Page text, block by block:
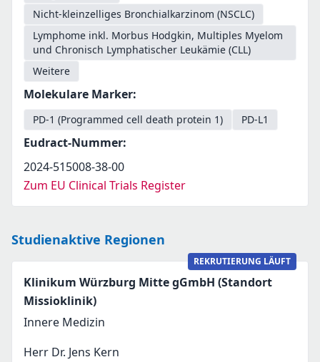
Nicht-kleinzelliges Bronchialkarzinom (NSCLC)
Lymphome inkl. Morbus Hodgkin, Multiples Myelom
und Chronisch Lymphatischer Leukämie (CLL)
Weitere
Molekulare Marker:
PD-1 (Programmed cell death protein 1) PD-L1
Eudract-Nummer:
2024-515008-38-00
Zum EU Clinical Trials Register
Studienaktive Regionen
REKRUTIERUNG LÄUFT
Klinikum Würzburg Mitte gGmbH (Standort
Missioklinik)
Innere Medizin
Herr Dr. Jens Kern